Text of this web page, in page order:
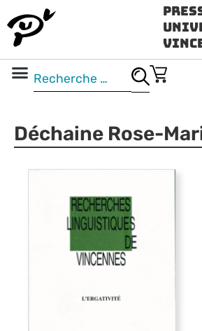
Déchaine Rose-